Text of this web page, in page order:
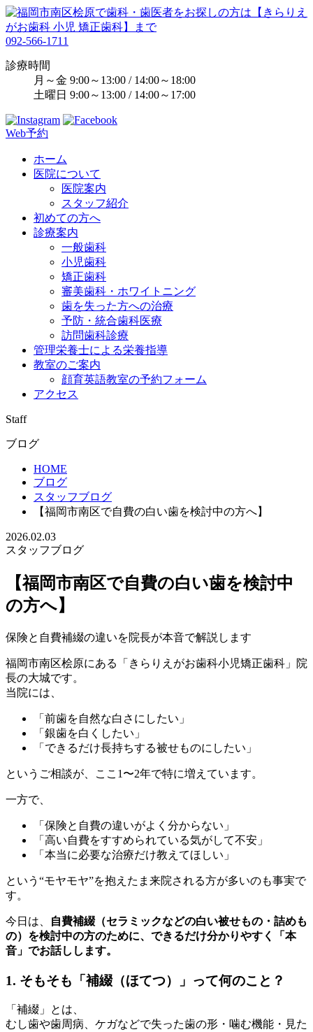
092-566-1711
診療時間
月～金 9:00～13:00 / 14:00～18:00
土曜日 9:00～13:00 / 14:00～17:00
Web予約
ホーム
医院について
医院案内
スタッフ紹介
初めての方へ
診療案内
一般歯科
小児歯科
矯正歯科
審美歯科・ホワイトニング
歯を失った方への治療
予防・統合歯科医療
訪問歯科診療
管理栄養士による栄養指導
教室のご案内
顔育英語教室の予約フォーム
アクセス
Staff
ブログ
HOME
ブログ
スタッフブログ
【福岡市南区で自費の白い歯を検討中の方へ】
2026.02.03
スタッフブログ
【福岡市南区で自費の白い歯を検討中
の方へ】
保険と自費補綴の違いを院長が本音で解説します
福岡市南区桧原にある「きらりえがお歯科小児矯正歯科」院
長の大城です。
当院には、
「前歯を自然な白さにしたい」
「銀歯を白くしたい」
「できるだけ長持ちする被せものにしたい」
というご相談が、ここ1〜2年で特に増えています。
一方で、
「保険と自費の違いがよく分からない」
「高い自費をすすめられている気がして不安」
「本当に必要な治療だけ教えてほしい」
という“モヤモヤ”を抱えたま来院される方が多いのも事実で
す。
今日は、
自費補綴（セラミックなどの白い被せもの・詰めも
の）を検討中の方のために、できるだけ分かりやすく「本
音」でお話しします。
1. そもそも「補綴（ほてつ）」って何のこと？
「補綴」とは、
むし歯や歯周病、ケガなどで失った歯の形・噛む機能・見た